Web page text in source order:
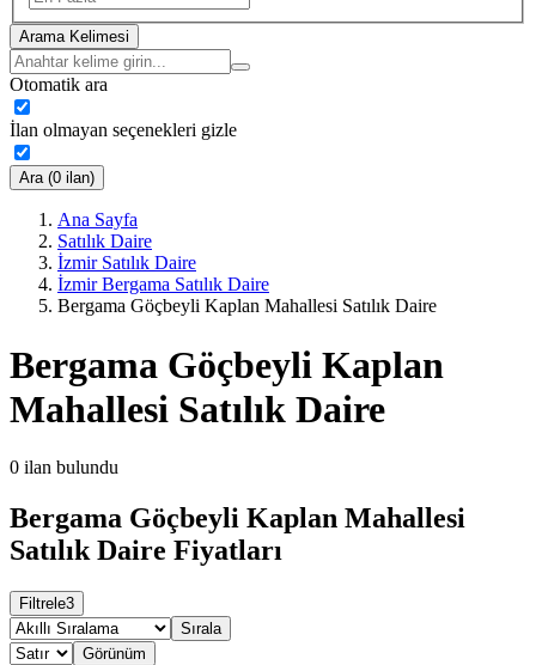
Arama Kelimesi
Otomatik ara
İlan olmayan seçenekleri gizle
Ara (0 ilan)
Ana Sayfa
Satılık Daire
İzmir Satılık Daire
İzmir Bergama Satılık Daire
Bergama Göçbeyli Kaplan Mahallesi Satılık Daire
Bergama Göçbeyli Kaplan
Mahallesi Satılık Daire
0 ilan bulundu
Bergama Göçbeyli Kaplan Mahallesi
Satılık Daire Fiyatları
Filtrele3
Sırala
Görünüm